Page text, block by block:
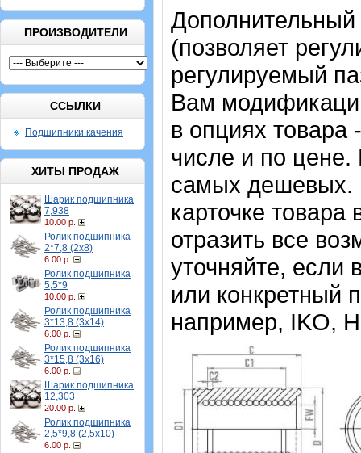
ПРОИЗВОДИТЕЛИ
ССЫЛКИ
Подшипники качения
ХИТЫ ПРОДАЖ
Шарик подшипника
7,938
10.00 р.
Ролик подшипника
2*7,8 (2х8)
6.00 р.
Ролик подшипника
5,5*9
10.00 р.
Ролик подшипника
3*13,8 (3х14)
6.00 р.
Ролик подшипника
3*15,8 (3х16)
6.00 р.
Шарик подшипника
12,303
20.00 р.
Ролик подшипника
2,5*9,8 (2,5х10)
6.00 р.
(позволяет
регулируемый
Вам
в опциях товара
числе и по
самых дешевых.
карточке
отразить все
уточняйте, если
или конкретный
например, IKO,